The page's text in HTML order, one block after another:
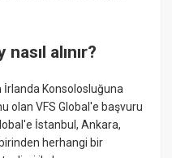
alınır?
Konsolosluğuna
olan VFS Global'e başvuru
İstanbul, Ankara,
herhangi bir